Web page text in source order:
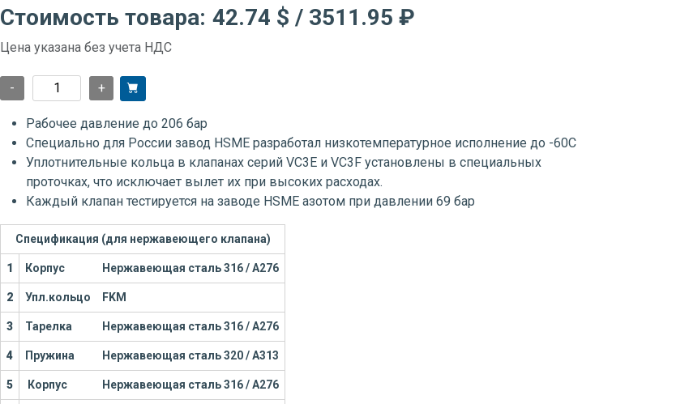
Стоимость товара: 42.74 $ / 3511.95 ₽
Цена указана без учета НДС
- +
Рабочее давление до 206 бар
Специально для России завод HSME разработал низкотемпературное исполнение до -60С
Уплотнительные кольца в клапанах серий VC3E и VC3F установлены в специальных
проточках, что исключает вылет их при высоких расходах.
Каждый клапан тестируется на заводе HSME азотом при давлении 69 бар
Спецификация (для нержавеющего клапана)
1 Корпус Нержавеющая сталь 316 / А276
2 Упл.кольцо FKM
3 Тарелка Нержавеющая сталь 316 / А276
4 Пружина Нержавеющая сталь 320 / А313
5 Корпус Нержавеющая сталь 316 / А276